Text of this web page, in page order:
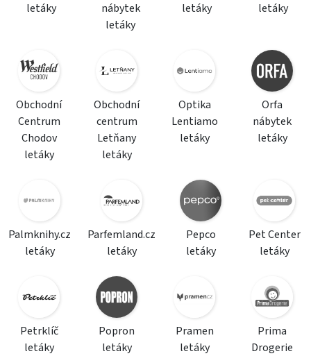
letáky
nábytek
letáky
letáky
letáky
Obchodní
Centrum
Chodov
letáky
Obchodní
centrum
Letňany
letáky
Optika
Lentiamo
letáky
Orfa
nábytek
letáky
Palmknihy.cz
letáky
Parfemland.cz
letáky
Pepco
letáky
Pet Center
letáky
Petrklíč
letáky
Popron
letáky
Pramen
letáky
Prima
Drogerie